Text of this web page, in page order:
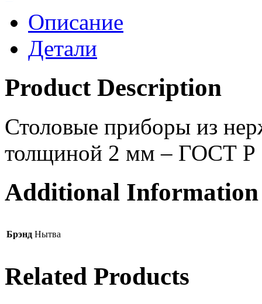
Описание
Детали
Product Description
Столовые приборы из
толщиной 2 мм – ГОСТ Р
Additional Information
Брэнд Нытва
Related Products